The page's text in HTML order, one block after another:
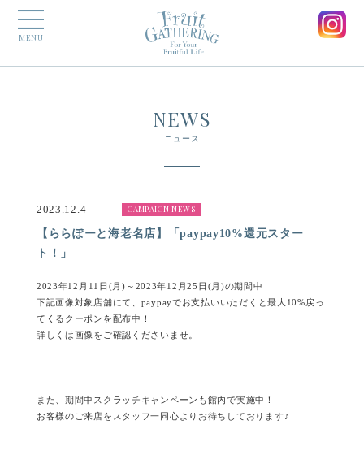
MENU
NEWS
ニュース
2023.12.4 CAMPAIGN NEWS
【ららぽーと海老名店】「paypay10%還元スター
ト！」
2023年12月11日(月)～2023年12月25日(月)の期間中
下記画像対象店舗にて、paypayでお支払いいただくと最大10%戻っ
てくるクーポンを配布中！
詳しくは画像をご確認くださいませ。
また、期間中スクラッチキャンペーンも館内で実施中！
お客様のご来店をスタッフ一同心よりお待ちしております♪